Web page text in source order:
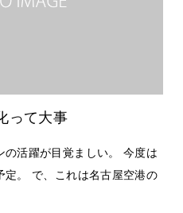
って大事
の活躍が目覚ましい。 今度は
定。 で、これは名古屋空港の